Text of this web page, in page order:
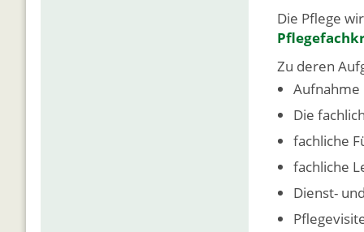
Die Pflege
Zu deren
Aufnahme
Die
fachliche
fachliche
Dienst-